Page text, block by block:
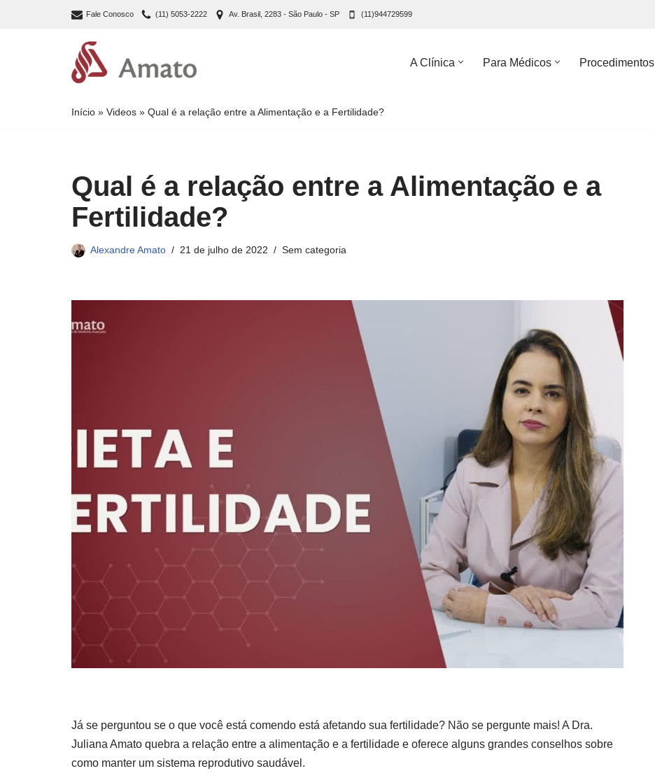
Fale Conosco (11) 5053-2222 Av. Brasil, 2283 - São Paulo - SP (11)944729599
A Clínica Para Médicos Procedimentos
Início » Videos » Qual é a relação entre a Alimentação e a Fertilidade?
Qual é a relação entre a Alimentação e a
Fertilidade?
Alexandre Amato 21 de julho de 2022 Sem categoria
Já se perguntou se o que você está comendo está afetando sua fertilidade? Não se pergunte mais! A Dra.
Juliana Amato quebra a relação entre a alimentação e a fertilidade e oferece alguns grandes conselhos sobre
como manter um sistema reprodutivo saudável.